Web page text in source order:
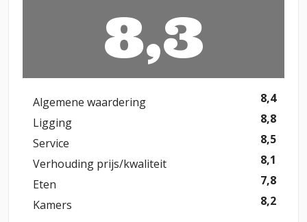
8,3
Algemene waardering
8,4
Ligging
8,8
Service
8,5
Verhouding prijs/kwaliteit
8,1
Eten
7,8
Kamers
8,2